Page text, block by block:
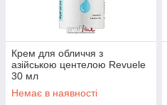
Крем для обличчя з
азійською центелою Revuele
30 мл
Немає в наявності